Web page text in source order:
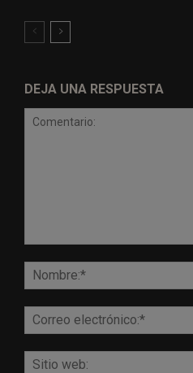
DEJA UNA RESPUESTA